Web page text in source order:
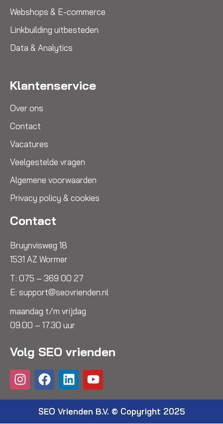
Webshops & E-commerce
Linkbuilding uitbesteden
Data & Analytics
Klantenservice
Over ons
Contact
Vacatures
Veelgestelde vragen
Algemene voorwaarden
Privacy policy & cookies
Contact
Bruynvisweg 18
1531 AZ Wormer
T: 075 – 369 00 27
E: support@seovrienden.nl
maandag t/m vrijdag
09.00 – 17.30 uur
Volg SEO vrienden
I
n
s
F
a
c
e
L
i
n
k
Y
o
u
t
SEO Vrienden B.V. © Copyright 2025